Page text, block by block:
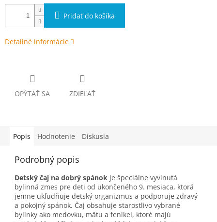
Pridať do košíka
Detailné informácie
OPÝTAŤ SA ZDIEĽAŤ
Popis Hodnotenie Diskusia
Podrobný popis
Detský čaj na dobrý spánok je špeciálne vyvinutá
bylinná zmes pre deti od ukončeného 9. mesiaca, ktorá
jemne ukľudňuje detský organizmus a podporuje zdravý
a pokojný spánok. Čaj obsahuje starostlivo vybrané
bylinky ako medovku, mätu a fenikel, ktoré majú